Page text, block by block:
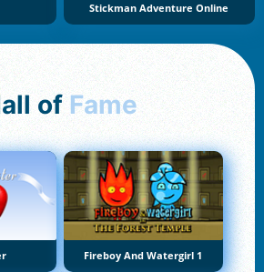
Stickman Adventure Online
Hall of Fame
Fireboy And Watergirl 1